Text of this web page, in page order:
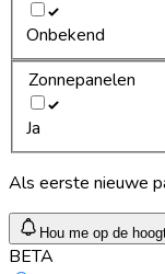
Onbekend
Zonnepanelen
Ja
Als eerste nieuwe
Hou me op de
BETA